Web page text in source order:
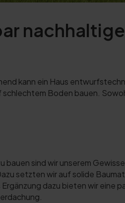
kann ein Haus
Boden bauen.
sind wir unserem
setzten wir auf solide
dazu bieten wir eine